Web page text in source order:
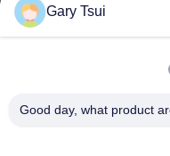
Liens Rapides
Visite D'usine
Gary Tsui
Good day, what product